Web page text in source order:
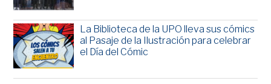
La Biblioteca de la UPO lleva sus cómics
al Pasaje de la Ilustración para celebrar
el Día del Cómic